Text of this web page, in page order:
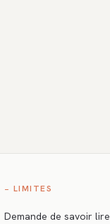
− LIMITES
Demande de savoir